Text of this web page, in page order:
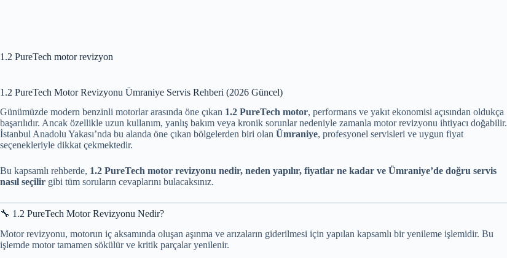
1.2 PureTech motor revizyon
1.2 PureTech Motor Revizyonu Ümraniye Servis Rehberi (2026 Güncel)
Günümüzde modern benzinli motorlar arasında öne çıkan 1.2 PureTech motor, performans ve yakıt ekonomisi açısından oldukça
başarılıdır. Ancak özellikle uzun kullanım, yanlış bakım veya kronik sorunlar nedeniyle zamanla motor revizyonu ihtiyacı doğabilir.
İstanbul Anadolu Yakası’nda bu alanda öne çıkan bölgelerden biri olan Ümraniye, profesyonel servisleri ve uygun fiyat
seçenekleriyle dikkat çekmektedir.
Bu kapsamlı rehberde, 1.2 PureTech motor revizyonu nedir, neden yapılır, fiyatlar ne kadar ve Ümraniye’de doğru servis
nasıl seçilir gibi tüm soruların cevaplarını bulacaksınız.
🔧 1.2 PureTech Motor Revizyonu Nedir?
Motor revizyonu, motorun iç aksamında oluşan aşınma ve arızaların giderilmesi için yapılan kapsamlı bir yenileme işlemidir. Bu
işlemde motor tamamen sökülür ve kritik parçalar yenilenir.